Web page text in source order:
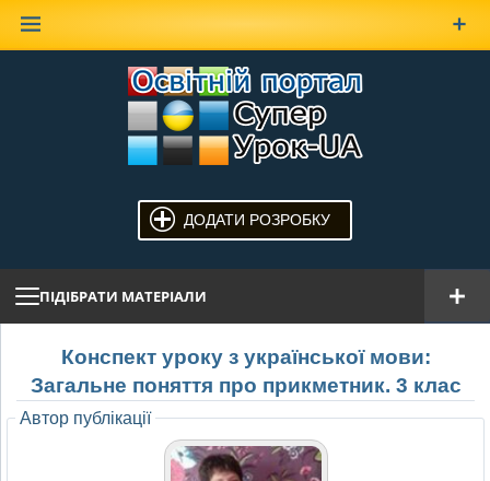
ДОДАТИ РОЗРОБКУ
ПІДІБРАТИ МАТЕРІАЛИ
Конспект уроку з української мови:
Загальне поняття про прикметник. 3 клас
Автор публікації